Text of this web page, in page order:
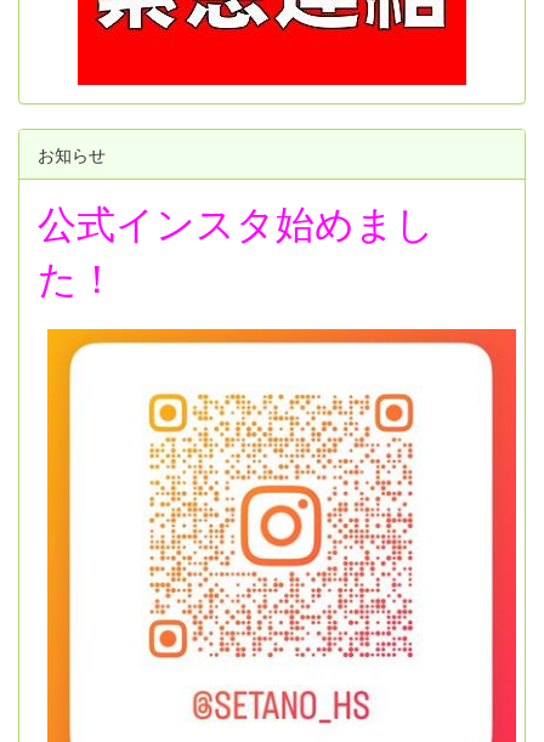
お知らせ
公式インスタ始めまし
た！